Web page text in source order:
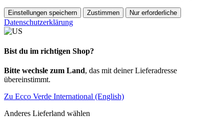
Einstellungen speichern Zustimmen Nur erforderliche
Datenschutzerklärung
Bist du im richtigen Shop?
Bitte wechsle zum Land, das mit deiner Lieferadresse
übereinstimmt.
Zu Ecco Verde International (English)
Anderes Lieferland wählen